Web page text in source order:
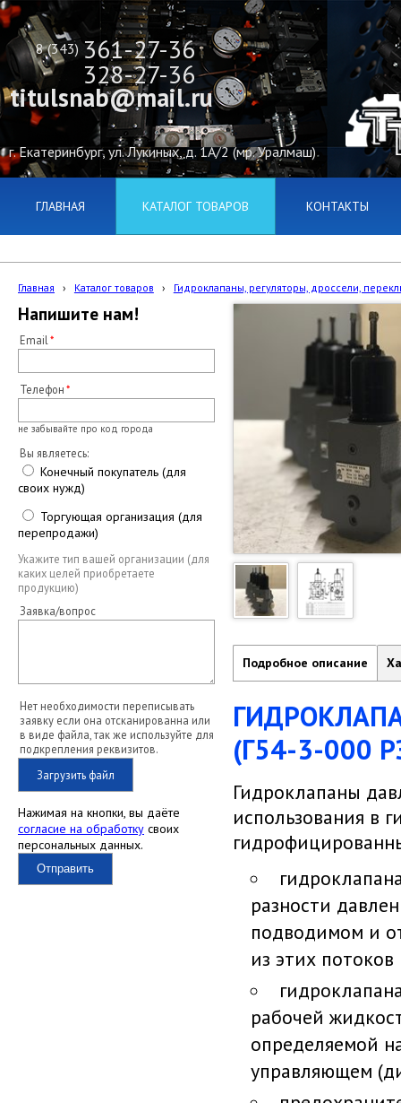
8 (343) 361-27-36
г. Екатеринбург, ул. Лукиных, д. 1А/2 (мр. Уралмаш)
328-27-36
titulsnab@mail.ru
ГЛАВНАЯ КАТАЛОГ ТОВАРОВ КОНТАКТЫ
Главная › Каталог товаров › Гидроклапаны, регуляторы, дроссели,
Напишите нам!
Email
Телефон
не забывайте про код города
Вы являетесь:
Конечный покупатель (для
своих нужд)
Торгующая организация (для
перепродажи)
Укажите тип вашей организации (для
каких целей приобретаете
продукцию)
Заявка/вопрос
Нет необходимости переписывать
заявку если она отсканированна или
в виде файла, так же используйте для
подкрепления реквизитов.
Загрузить файл
Нажимая на кнопки, вы даёте
согласие на обработку своих
персональных данных.
Отправить
Подробное описание
(Г54-3-000
Гидроклапаны
использования в
разности
подводимом и
из этих
рабочей
определяемой
управляющем